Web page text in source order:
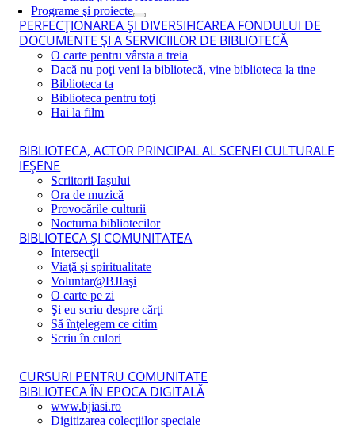
Programe şi proiecte
PERFECŢIONAREA ŞI DIVERSIFICAREA FONDULUI DE
DOCUMENTE ŞI A SERVICIILOR DE BIBLIOTECĂ
O carte pentru vârsta a treia
Dacă nu poţi veni la bibliotecă, vine biblioteca la tine
Biblioteca ta
Biblioteca pentru toţi
Hai la film
BIBLIOTECA, ACTOR PRINCIPAL AL SCENEI CULTURALE
IEŞENE
Scriitorii Iaşului
Ora de muzică
Provocările culturii
Nocturna bibliotecilor
BIBLIOTECA ŞI COMUNITATEA
Intersecţii
Viaţă şi spiritualitate
Voluntar@BJIaşi
O carte pe zi
Şi eu scriu despre cărţi
Să înţelegem ce citim
Scriu în culori
CURSURI PENTRU COMUNITATE
BIBLIOTECA ÎN EPOCA DIGITALĂ
www.bjiasi.ro
Digitizarea colecţiilor speciale